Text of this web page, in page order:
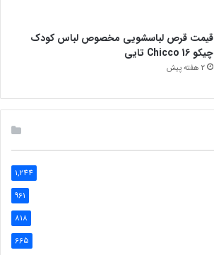
قیمت قرص لباسشویی مخصوص لباس کودک
چیکو Chicco 16 تایی
2 هفته پیش
1,244
961
818
665